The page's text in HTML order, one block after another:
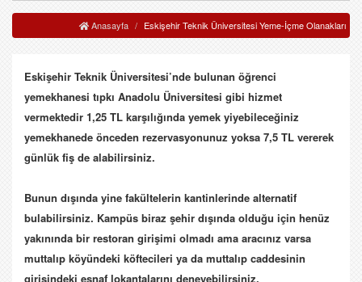
Anasayfa Eskişehir Teknik Üniversitesi Yeme-İçme Olanakları
Eskişehir Teknik Üniversitesi’nde bulunan öğrenci
yemekhanesi tıpkı Anadolu Üniversitesi gibi hizmet
vermektedir 1,25 TL karşılığında yemek yiyebileceğiniz
yemekhanede önceden rezervasyonunuz yoksa 7,5 TL vererek
günlük fiş de alabilirsiniz.
Bunun dışında yine fakültelerin kantinlerinde alternatif
bulabilirsiniz. Kampüs biraz şehir dışında olduğu için henüz
yakınında bir restoran girişimi olmadı ama aracınız varsa
muttalıp köyündeki köftecileri ya da muttalıp caddesinin
girişindeki esnaf lokantalarını deneyebilirsiniz.